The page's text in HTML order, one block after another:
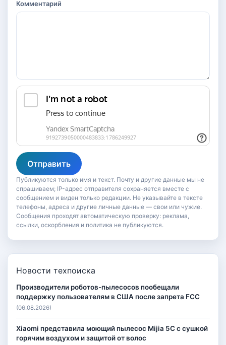
Комментарий
Отправить
Публикуются только имя и текст. Почту и другие данные мы не
спрашиваем; IP-адрес отправителя сохраняется вместе с
сообщением и виден только редакции. Не указывайте в тексте
телефоны, адреса и другие личные данные — свои или чужие.
Сообщения проходят автоматическую проверку: реклама,
ссылки, оскорбления и политика не публикуются.
Новости техпоиска
Производители роботов-пылесосов пообещали
поддержку пользователям в США после запрета FCC
(06.08.2026)
Xiaomi представила моющий пылесос Mijia 5C с сушкой
горячим воздухом и защитой от волос